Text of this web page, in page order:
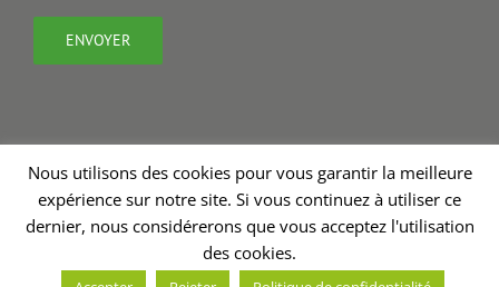
Copyright 2018 - Notre Basse-Cour® | Création site internet
| Graphisme Valérie Burel
| Stratégie de
communication - rédactionAnnabelle Nevoux
Nous utilisons des cookies pour vous garantir la meilleure
expérience sur notre site. Si vous continuez à utiliser ce
dernier, nous considérerons que vous acceptez l'utilisation
des cookies.